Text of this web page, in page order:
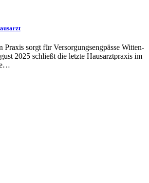
Praxis sorgt für Versorgungsengpässe Witten-
2025 schließt die letzte Hausarztpraxis im